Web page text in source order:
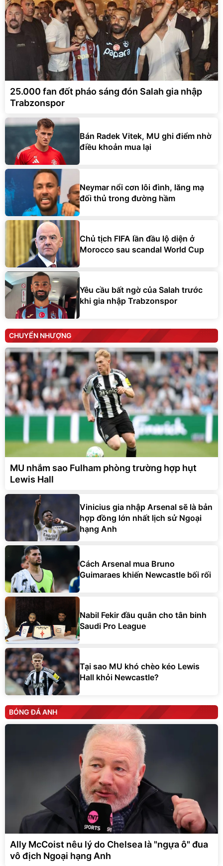
25.000 fan đốt pháo sáng đón Salah gia nhập
Trabzonspor
Bán Radek Vitek, MU ghi điểm nhờ
điều khoản mua lại
Neymar nổi cơn lôi đình, lăng mạ
đối thủ trong đường hầm
Chủ tịch FIFA lần đầu lộ diện ở
Morocco sau scandal World Cup
Yêu cầu bất ngờ của Salah trước
khi gia nhập Trabzonspor
CHUYỂN NHƯỢNG
MU nhắm sao Fulham phòng trường hợp hụt
Lewis Hall
Vinicius gia nhập Arsenal sẽ là bản
hợp đồng lớn nhất lịch sử Ngoại
hạng Anh
Cách Arsenal mua Bruno
Guimaraes khiến Newcastle bối rối
Nabil Fekir đầu quân cho tân binh
Saudi Pro League
Tại sao MU khó chèo kéo Lewis
Hall khỏi Newcastle?
BÓNG ĐÁ ANH
Ally McCoist nêu lý do Chelsea là "ngựa ô" đua
vô địch Ngoại hạng Anh